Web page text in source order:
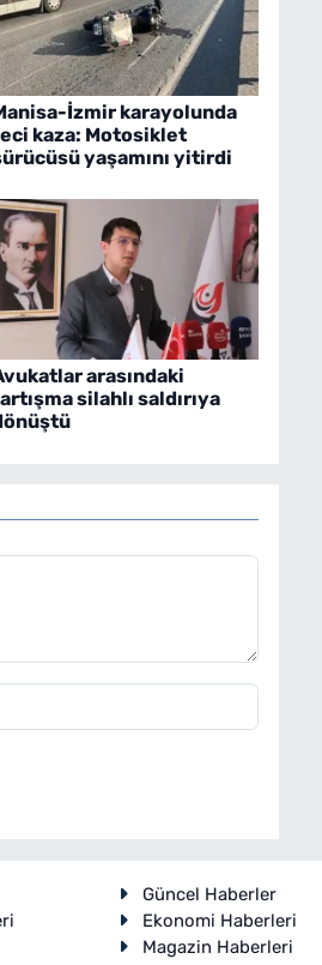
İzmir karayolunda
kaza: Motosiklet
yaşamını yitirdi
arasındaki
silahlı saldırıya
Güncel Haberler
Ekonomi Haberleri
Magazin Haberleri